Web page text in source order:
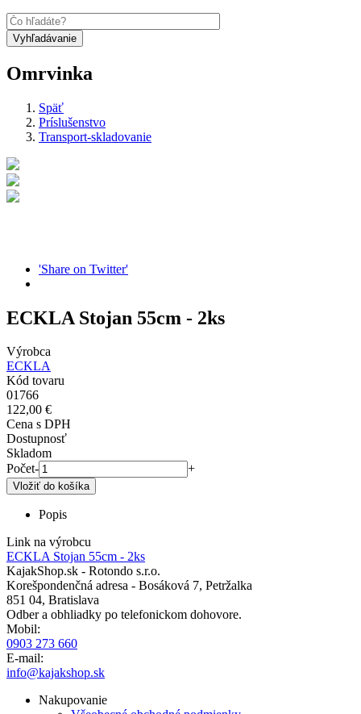
Omrvinka
Späť
Príslušenstvo
Transport-skladovanie
'Share on Twitter'
ECKLA Stojan 55cm - 2ks
Výrobca
ECKLA
Kód tovaru
01766
122,00 €
Cena s DPH
Dostupnosť
Skladom
Počet- +
Popis
Link na výrobcu
ECKLA Stojan 55cm - 2ks
KajakShop.sk - Rotondo s.r.o.
Korešpondenčná adresa - Bosáková 7, Petržalka
851 04, Bratislava
Odber a obhliadky po telefonickom dohovore.
Mobil:
0903 273 660
E-mail:
info@kajakshop.sk
Nakupovanie